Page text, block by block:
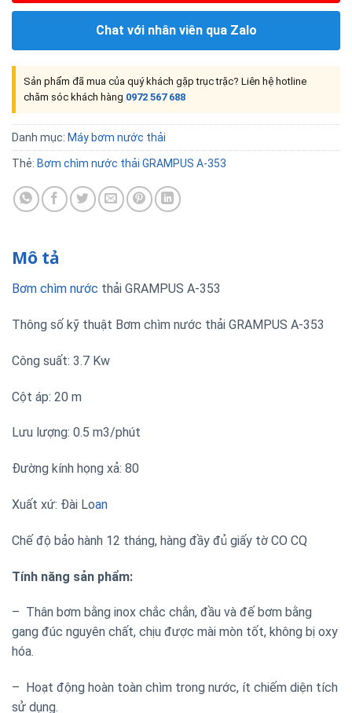
Chat với nhân viên qua Zalo
Sản phẩm đã mua của quý khách gặp trục trặc? Liên hệ hotline
chăm sóc khách hàng 0972 567 688
Danh mục: Máy bơm nước thải
Thẻ: Bơm chìm nước thải GRAMPUS A-353
Mô tả
Bơm chìm nước thải GRAMPUS A-353
Thông số kỹ thuật Bơm chìm nước thải GRAMPUS A-353
Công suất: 3.7 Kw
Cột áp: 20 m
Lưu lượng: 0.5 m3/phút
Đường kính họng xả: 80
Xuất xứ: Đài Loan
Chế độ bảo hành 12 tháng, hàng đầy đủ giấy tờ CO CQ
Tính năng sản phẩm:
– Thân bơm bằng inox chắc chắn, đầu và đế bơm bằng
gang đúc nguyên chất, chịu được mài mòn tốt, không bị oxy
hóa.
– Hoạt động hoàn toàn chìm trong nước, ít chiếm diện tích
sử dụng.